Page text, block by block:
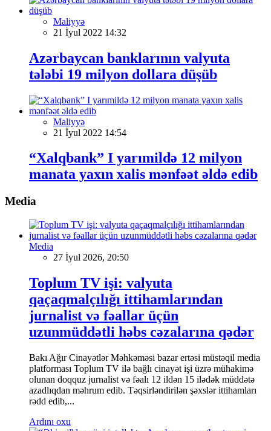
Maliyyə
21 İyul 2022 14:32
Azərbaycan banklarının valyuta
tələbi 19 milyon dollara düşüb
Maliyyə
21 İyul 2022 14:54
“Xalqbank” I yarımildə 12 milyon
manata yaxın xalis mənfəət əldə edib
Media
Media
27 İyul 2026, 20:50
Toplum TV işi: valyuta
qaçaqmalçılığı ittihamlarından
jurnalist və fəallar üçün
uzunmüddətli həbs cəzalarına qədər
Bakı Ağır Cinayətlər Məhkəməsi bazar ertəsi müstəqil media
platforması Toplum TV ilə bağlı cinayət işi üzrə mühakimə
olunan doqquz jurnalist və fəalı 12 ildən 15 ilədək müddətə
azadlıqdan məhrum edib. Təqsirləndirilən şəxslər ittihamları
rədd edib,...
Ardını oxu